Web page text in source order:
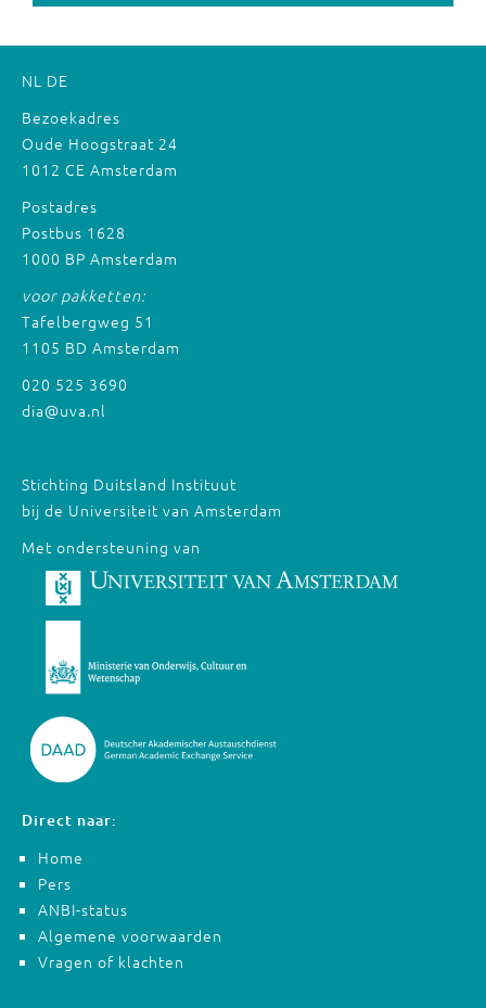
NL DE
Bezoekadres
Oude Hoogstraat 24
1012 CE Amsterdam
Postadres
Postbus 1628
1000 BP Amsterdam
voor pakketten:
Tafelbergweg 51
1105 BD Amsterdam
020 525 3690
dia@uva.nl
Stichting Duitsland Instituut
bij de Universiteit van Amsterdam
Met ondersteuning van
Direct naar:
Home
Pers
ANBI-status
Algemene voorwaarden
Vragen of klachten